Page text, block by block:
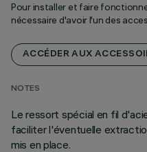
Pour installer et faire
nécessaire d'avoir l'un des
ACCÉDER AUX
NOTES
Le ressort spécial en fil
faciliter l'éventuelle
mis en place.